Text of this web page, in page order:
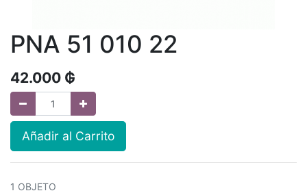
PNA 51 010 22
42.000 ₲
Añadir al Carrito
1 OBJETO